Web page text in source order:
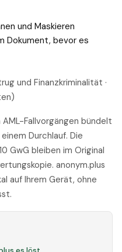
und Maskieren
Dokument, bevor es
und Finanzkriminalität ·
Fallvorgängen bündelt
Durchlauf. Die
GwG bleiben im Original
anonym.plus
auf Ihrem Gerät, ohne